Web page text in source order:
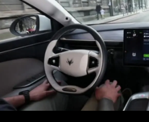
MEDIO CAMPIDANO
ORISTANO E PROVINCIA
SASSARI E PROVINCIA
GALLURA
NUORO E PROVINCIA
OGLIASTRA